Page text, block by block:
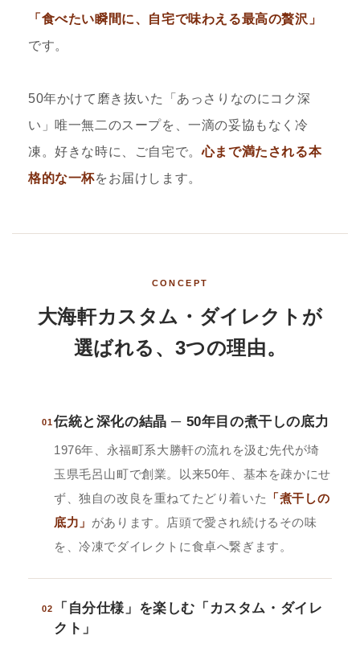
「食べたい瞬間に、自宅で味わえる最高の贅沢」
です。
50年かけて磨き抜いた「あっさりなのにコク深
い」唯一無二のスープを、一滴の妥協もなく冷
凍。好きな時に、ご自宅で。心まで満たされる本
格的な一杯をお届けします。
CONCEPT
大海軒カスタム・ダイレクトが
選ばれる、3つの理由。
01伝統と深化の結晶 ─ 50年目の煮干しの底力
1976年、永福町系大勝軒の流れを汲む先代が埼
玉県毛呂山町で創業。以来50年、基本を疎かにせ
ず、独自の改良を重ねてたどり着いた
「煮干しの
底力」 があります。店頭で愛され続けるその味
を、冷凍でダイレクトに食卓へ繋ぎます。
02
「自分仕様」を楽しむ「カスタム・ダイレ
クト」